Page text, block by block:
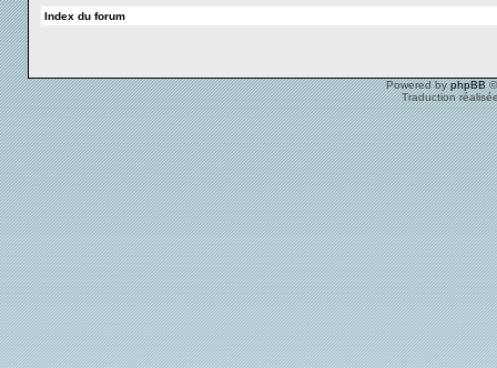
Index du forum
Powered byphpBB©
Traduction